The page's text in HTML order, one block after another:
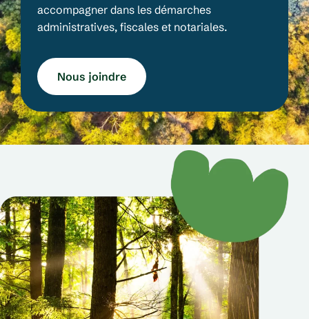
accompagner dans les démarches
administratives, fiscales et notariales.
Nous joindre